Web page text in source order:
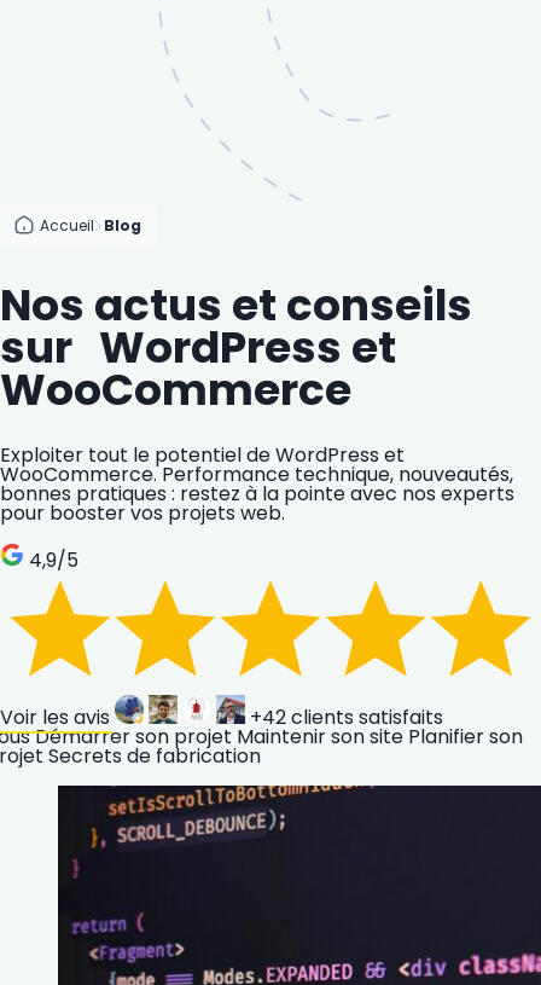
Accueil Blog
Nos actus et conseils
sur WordPress et
WooCommerce
Exploiter tout le potentiel de WordPress et
WooCommerce. Performance technique, nouveautés,
bonnes pratiques : restez à la pointe avec nos experts
pour booster vos projets web.
4,9/5
Voir les avis +42clients satisfaits
Démarrer son projet Maintenir son site Planifier son
Secrets de fabrication